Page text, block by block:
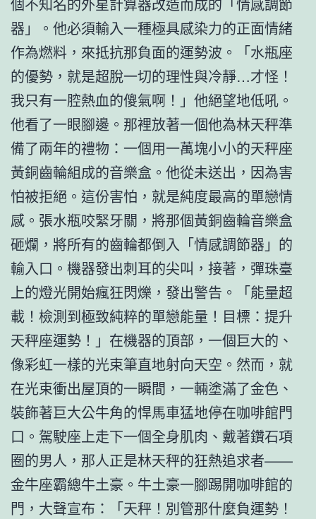
器」。他必須輸入一種極具感染力的正面情緒
作為燃料，來抵抗那負面的運勢波。「水瓶座
的優勢，就是超脫一切的理性與冷靜…才怪！
我只有一腔熱血的傻氣啊！」他絕望地低吼。
他看了一眼腳邊。那裡放著一個他為林天秤準
備了兩年的禮物：一個用一萬塊小小的天秤座
黃銅齒輪組成的音樂盒。他從未送出，因為害
怕被拒絕。這份害怕，就是純度最高的單戀情
感。張水瓶咬緊牙關，將那個黃銅齒輪音樂盒
砸爛，將所有的齒輪都倒入「情感調節器」的
輸入口。機器發出刺耳的尖叫，接著，彈珠臺
上的燈光開始瘋狂閃爍，發出警告。「能量超
載！檢測到極致純粹的單戀能量！目標：提升
天秤座運勢！」在機器的頂部，一個巨大的、
像彩虹一樣的光束筆直地射向天空。然而，就
在光束衝出屋頂的一瞬間，一輛塗滿了金色、
裝飾著巨大公牛角的悍馬車猛地停在咖啡館門
口。駕駛座上走下一個全身肌肉、戴著鑽石項
圈的男人，那人正是林天秤的狂熱追求者——
金牛座霸總牛土豪。牛土豪一腳踢開咖啡館的
門，大聲宣布：「天秤！別管那什麼負運勢！